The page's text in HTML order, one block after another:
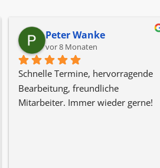
Peter Wanke
vor 8 Monaten
Schnelle Termine, hervorragende
Bearbeitung, freundliche
Mitarbeiter. Immer wieder gerne!